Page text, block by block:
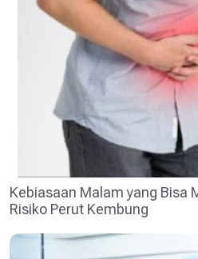
Kebiasaan Malam yang Bisa
Risiko Perut Kembung